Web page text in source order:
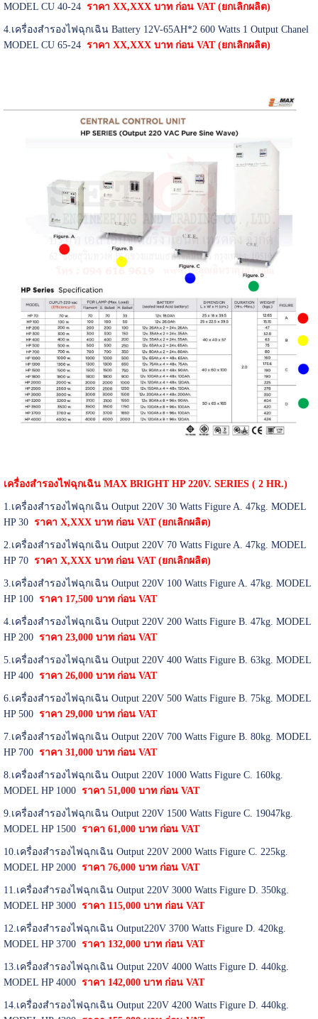
MODEL CU 40-24 ราคา XX,XXX บาท ก่อน VAT (ยกเลิกผลิต)
4.เครื่องสำรองไฟฉุกเฉิน Battery 12V-65AH*2 600 Watts 1 Output Chanel
MODEL CU 65-24 ราคา XX,XXX บาท ก่อน VAT (ยกเลิกผลิต)
เครื่องสำรองไฟฉุกเฉิน MAX BRIGHT HP 220V. SERIES ( 2 HR.)
1.เครื่องสำรองไฟฉุกเฉิน Output 220V 30 Watts Figure A. 47kg. MODEL
HP 30 ราคา X,XXX บาท ก่อน VAT (ยกเลิกผลิต)
2.เครื่องสำรองไฟฉุกเฉิน Output 220V 70 Watts Figure A. 47kg. MODEL
HP 70 ราคา X,XXX บาท ก่อน VAT (ยกเลิกผลิต)
3.เครื่องสำรองไฟฉุกเฉิน Output 220V 100 Watts Figure A. 47kg. MODEL
HP 100 ราคา 17,500 บาท ก่อน VAT
4.เครื่องสำรองไฟฉุกเฉิน Output 220V 200 Watts Figure B. 47kg. MODEL
HP 200 ราคา 23,000 บาท ก่อน VAT
5.เครื่องสำรองไฟฉุกเฉิน Output 220V 400 Watts Figure B. 63kg. MODEL
HP 400 ราคา 26,000 บาท ก่อน VAT
6.เครื่องสำรองไฟฉุกเฉิน Output 220V 500 Watts Figure B. 75kg. MODEL
HP 500 ราคา 29,000 บาท ก่อน VAT
7.เครื่องสำรองไฟฉุกเฉิน Output 220V 700 Watts Figure B. 80kg. MODEL
HP 700 ราคา 31,000 บาท ก่อน VAT
8.เครื่องสำรองไฟฉุกเฉิน Output 220V 1000 Watts Figure C. 160kg.
MODEL HP 1000 ราคา 51,000 บาท ก่อน VAT
9.เครื่องสำรองไฟฉุกเฉิน Output 220V 1500 Watts Figure C. 19047kg.
MODEL HP 1500 ราคา 61,000 บาท ก่อน VAT
10.เครื่องสำรองไฟฉุกเฉิน Output 220V 2000 Watts Figure C. 225kg.
MODEL HP 2000 ราคา 76,000 บาท ก่อน VAT
11.เครื่องสำรองไฟฉุกเฉิน Output 220V 3000 Watts Figure D. 350kg.
MODEL HP 3000 ราคา 115,000 บาท ก่อน VAT
12.เครื่องสำรองไฟฉุกเฉิน Output220V 3700 Watts Figure D. 420kg.
MODEL HP 3700 ราคา 132,000 บาท ก่อน VAT
13.เครื่องสำรองไฟฉุกเฉิน Output 220V 4000 Watts Figure D. 440kg.
MODEL HP 4000 ราคา 142,000 บาท ก่อน VAT
14.เครื่องสำรองไฟฉุกเฉิน Output 220V 4200 Watts Figure D. 440kg.